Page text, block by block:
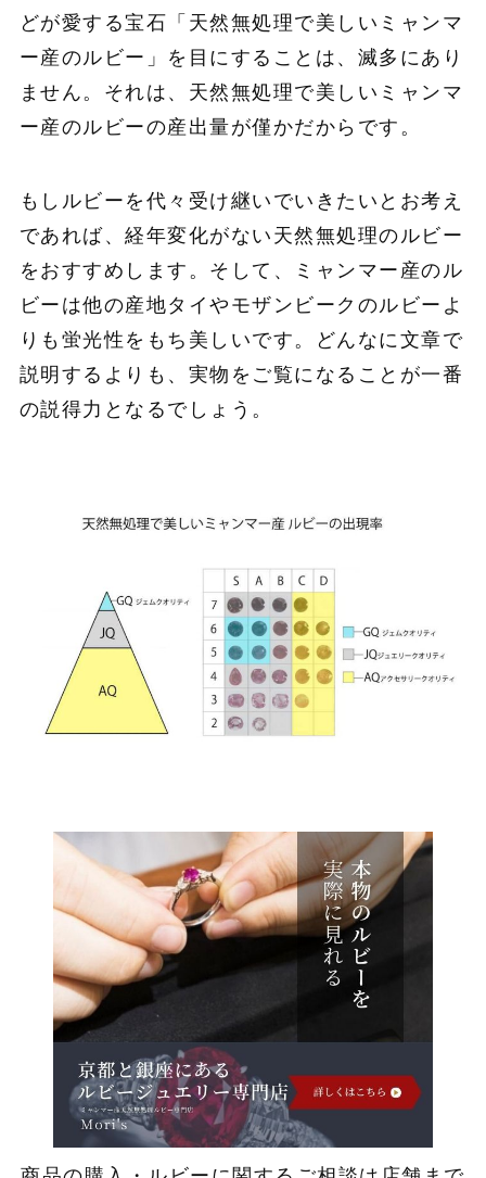
どが愛する宝石「天然無処理で美しいミャンマ
ー産のルビー」を目にすることは、滅多にあり
ません。それは、天然無処理で美しいミャンマ
ー産のルビーの産出量が僅かだからです。
もしルビーを代々受け継いでいきたいとお考え
であれば、経年変化がない天然無処理のルビー
をおすすめします。そして、ミャンマー産のル
ビーは他の産地タイやモザンビークのルビーよ
りも蛍光性をもち美しいです。どんなに文章で
説明するよりも、実物をご覧になることが一番
の説得力となるでしょう。